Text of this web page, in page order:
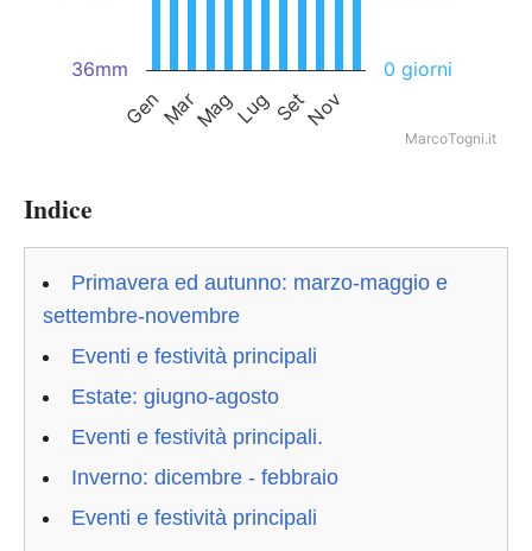
GenMarMagLug SetNov
36mm 0 giorni
MarcoTogni.it
Indice
Primavera ed autunno: marzo-maggio e
settembre-novembre
Eventi e festività principali
Estate: giugno-agosto
Eventi e festività principali.
Inverno: dicembre - febbraio
Eventi e festività principali